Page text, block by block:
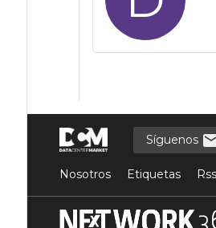
Síguenos
Nosotros Etiquetas